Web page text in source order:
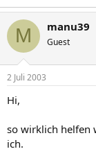
M manu39
Guest
2 Juli 2003
Hi,
so wirklich helfen
ich.